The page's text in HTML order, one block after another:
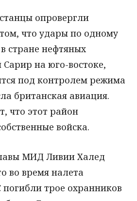
опровергли
что удары по одному
стране нефтяных
на юго-востоке,
под контролем режима
британская авиация.
что этот район
войска.
МИД Ливии Халед
во время налета
погибли трое охранников